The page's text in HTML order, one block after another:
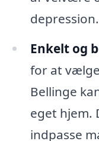
depression.
Enkelt og
for at
Bellinge
eget hjem.
indpasse